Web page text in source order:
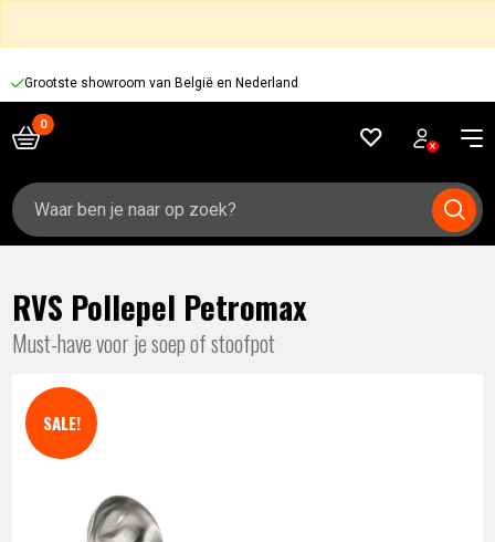
Grootste showroom van België en Nederland
Zoeken
naar:
RVS Pollepel Petromax
Must-have voor je soep of stoofpot
SALE!